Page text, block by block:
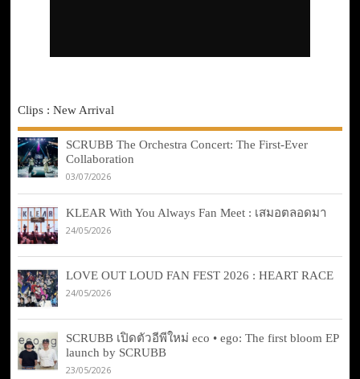
Clips : New Arrival
SCRUBB The Orchestra Concert: The First-Ever
Collaboration
03/07/2026
KLEAR With You Always Fan Meet : เสมอตลอดมา
24/05/2026
LOVE OUT LOUD FAN FEST 2026 : HEART RACE
24/05/2026
SCRUBB เปิดตัวอีพีใหม่ eco • ego: The first bloom EP
launch by SCRUBB
23/05/2026